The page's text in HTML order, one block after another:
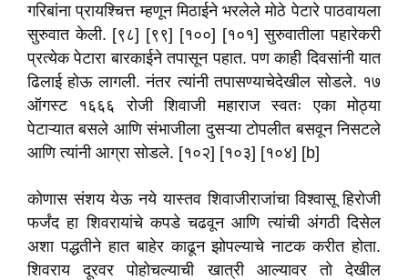
गरिबांना प्रायश्चित्त म्हणून मिठाईने भरलेले मोठे पेटारे पाठवायला
सुरुवात केली. [९८] [९९] [१००] [१०१] सुरुवातीला पहारेकरी
प्रत्येक पेटारा बारकाईने तपासून पहात. पण काही दिवसांनी यात
ढिलाई होऊ लागली. नंतर त्यांनी तपासण्याचेदेखील सोडले. १७
ऑगस्ट १६६६ रोजी शिवाजी महाराज स्वतः एका मोठ्या
पेटाऱ्यात बसले आणि संभाजीला दुसऱ्या टोपलीत बसवून निसटले
आणि त्यांनी आग्रा सोडले. [१०२] [१०३] [१०४] [b]
कोणास संशय येऊ नये यास्तव शिवाजीराजांचा विश्वासू हिरोजी
फर्जंद हा शिवरायांचे कपडे चढवून आणि त्यांची अंगठी दिसेल
अशा पद्धतीने हात बाहेर काढून झोपल्याचे नाटक करीत होता.
शिवराय दूरवर पोहोचल्याची खात्री आल्यावर तो देखील